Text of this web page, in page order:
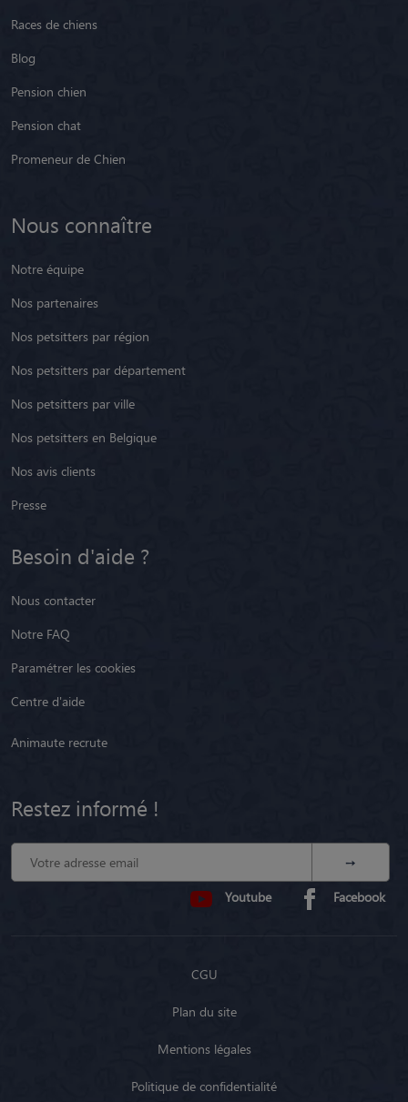
Races de chiens
Blog
Pension chien
Pension chat
Promeneur de Chien
Nous connaître
Notre équipe
Nos partenaires
Nos petsitters par région
Nos petsitters par département
Nos petsitters par ville
Nos petsitters en Belgique
Nos avis clients
Presse
Besoin d'aide ?
Nous contacter
Notre FAQ
Paramétrer les cookies
Centre d'aide
Animaute recrute
Restez informé !
Youtube Facebook
CGU
Plan du site
Mentions légales
Politique de confidentialité